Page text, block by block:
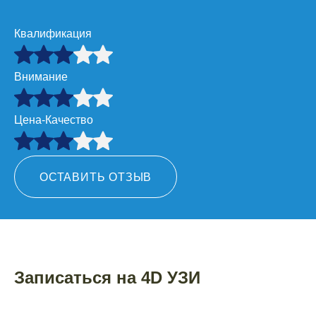
Квалификация
Внимание
Цена-Качество
ОСТАВИТЬ ОТЗЫВ
Записаться на 4D УЗИ